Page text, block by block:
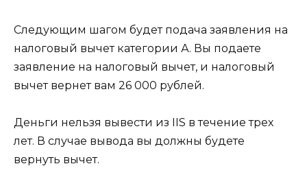
Следующим шагом будет подача заявления на
налоговый вычет категории А. Вы подаете
заявление на налоговый вычет, и налоговый
вычет вернет вам 26 000 рублей.
Деньги нельзя вывести из IIS в течение трех
лет. В случае вывода вы должны будете
вернуть вычет.